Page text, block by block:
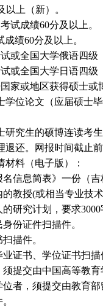
以上（新）。
试成绩60分及以上。
绩60分及以上。
或全国大学俄语四
或全国大学日语四级
家或地区获得硕士或
学位论文（应届硕士
研究生的硕博连读考
还。网报时间截止
材料（电子版）
：
信息简表》一份（
教授(或相当专业技
研究计划，要求3000
身份证件扫描件。
扫描件。
证书、学位证书扫描
提交由中国高等教
者，须提交由教育部
。